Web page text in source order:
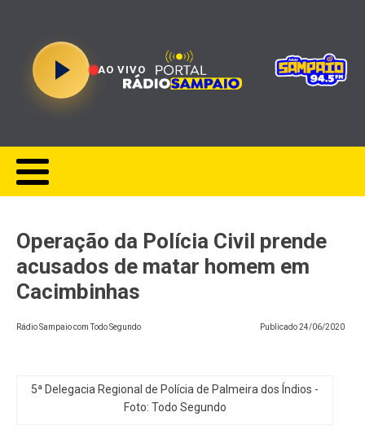
AO VIVO
Operação da Polícia Civil prende
acusados de matar homem em
Cacimbinhas
Rádio Sampaio com Todo Segundo Publicado24/06/2020
5ª Delegacia Regional de Polícia de Palmeira dos Índios -
Foto: Todo Segundo